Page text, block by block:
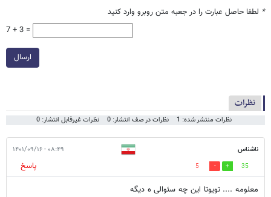
* لطفا حاصل عبارت را در جعبه متن روبرو وارد کنید
7 + 3 =
ارسال
نظرات
نظرات منتشر شده: 1 نظرات در صف انتشار: 0 نظرات غیرقابل انتشار: 0
ناشناس ۰۸:۴۹ - ۱۴۰۱/۰۹/۱۶
35
5
پاسخ
معلومه .... تویوتا این چه سئوالی ه دیگه